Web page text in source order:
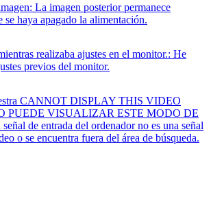
La imagen posterior permanece
se haya apagado la alimentación.
realizaba ajustes en el monitor.: He
previos del monitor.
CANNOT DISPLAY THIS VIDEO
PUEDE VISUALIZAR ESTE MODO DE
de entrada del ordenador no es una señal
o se encuentra fuera del área de búsqueda.